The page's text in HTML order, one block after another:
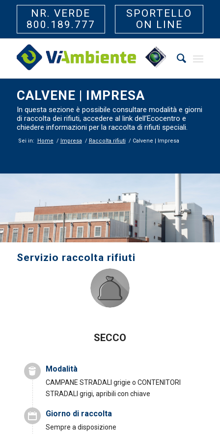
NR. VERDE
800.189.777
SPORTELLO
ON LINE
CALVENE | IMPRESA
In questa sezione è possibile consultare modalità e giorni
di raccolta dei rifiuti, accedere al link dell’Ecocentro e
chiedere informazioni per la raccolta di rifiuti speciali.
Sei in: Home / Impresa / Raccolta rifiuti / Calvene | Impresa
Servizio raccolta rifiuti
SECCO
Modalità
CAMPANE STRADALI grigie o CONTENITORI
STRADALI grigi, apribili con chiave
Giorno di raccolta
Sempre a disposizione